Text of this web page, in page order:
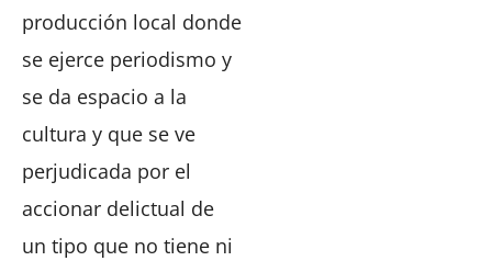
producción local donde
se ejerce periodismo y
se da espacio a la
cultura y que se ve
perjudicada por el
accionar delictual de
un tipo que no tiene ni